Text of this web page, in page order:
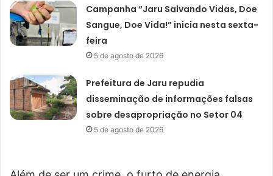
Campanha “Jaru Salvando Vidas, Doe
Sangue, Doe Vida!” inicia nesta sexta-
feira
5 de agosto de 2026
Prefeitura de Jaru repudia
disseminação de informações falsas
sobre desapropriação no Setor 04
5 de agosto de 2026